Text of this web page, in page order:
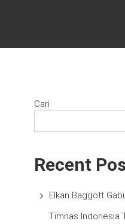
Cari
Recent
Elkan Baggott
Timnas Indonesia